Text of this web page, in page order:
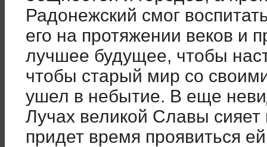
Радонежский смог
его на протяжении веков и
лучшее будущее, чтобы
чтобы старый мир со
ушел в небытие. В еще
Лучах великой Славы
придет время проявиться